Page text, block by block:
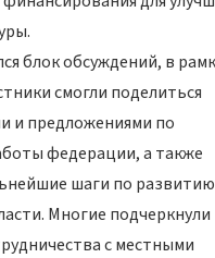
блок обсуждений, в
смогли поделиться
и предложениями по
федерации, а также
шаги по развитию
Многие подчеркнули
с местными